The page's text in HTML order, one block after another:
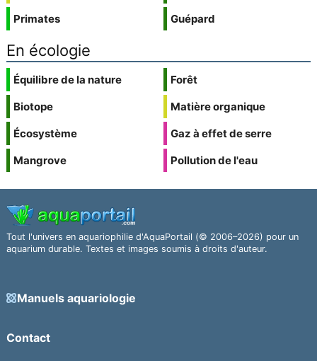
Primates
Guépard
En écologie
Équilibre de la nature
Biotope
Écosystème
Mangrove
Forêt
Matière organique
Gaz à effet de serre
Pollution de l'eau
Tout l'univers en aquariophilie d'AquaPortail (© 2006–2026) pour un
aquarium durable. Textes et images soumis à droits d'auteur.
Manuels aquariologie
Contact